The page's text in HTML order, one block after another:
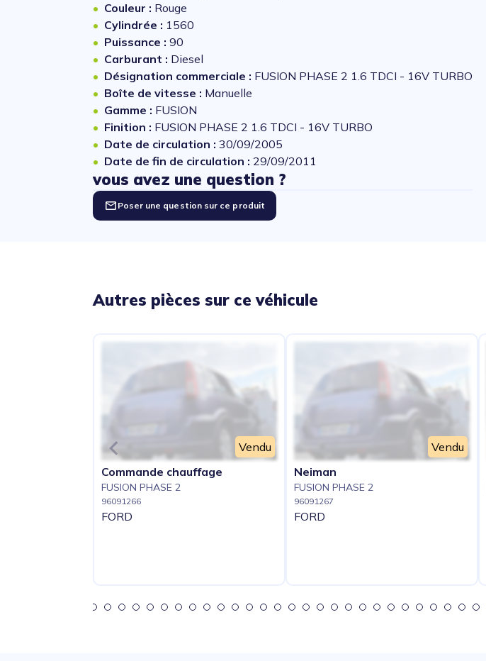
Couleur : Rouge
Cylindrée : 1560
Puissance : 90
Carburant : Diesel
Désignation commerciale : FUSION PHASE 2 1.6 TDCI - 16V TURBO
Boîte de vitesse : Manuelle
Gamme : FUSION
Finition : FUSION PHASE 2 1.6 TDCI - 16V TURBO
Date de circulation : 30/09/2005
Date de fin de circulation : 29/09/2011
vous avez une question ?
Poser une question sur ce produit
Autres pièces sur ce véhicule
Vendu
Commande chauffage
FUSION PHASE 2
96091266
FORD
Vendu
Neiman
FUSION PHASE 2
96091267
FORD